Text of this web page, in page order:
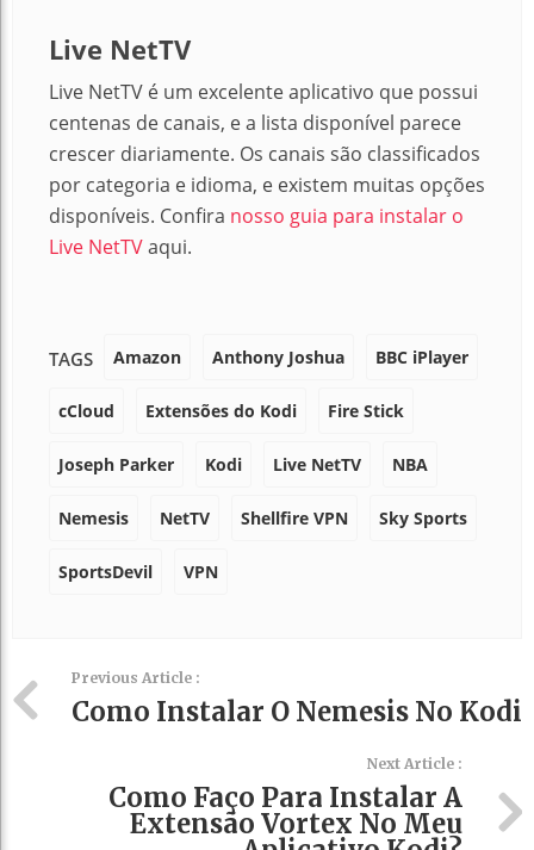
Live NetTV
Live NetTV é um excelente aplicativo que possui
centenas de canais, e a lista disponível parece
crescer diariamente. Os canais são classificados
por categoria e idioma, e existem muitas opções
disponíveis. Confira nosso guia para instalar o
Live NetTVaqui.
TAGS Amazon Anthony Joshua BBC iPlayer
cCloud Extensões do Kodi Fire Stick
Joseph Parker Kodi Live NetTV NBA
Nemesis NetTV Shellfire VPN Sky Sports
SportsDevil VPN
Previous Article :
Como Instalar O Nemesis No Kodi
Next Article :
Como Faço Para Instalar A
Extensão Vortex No Meu